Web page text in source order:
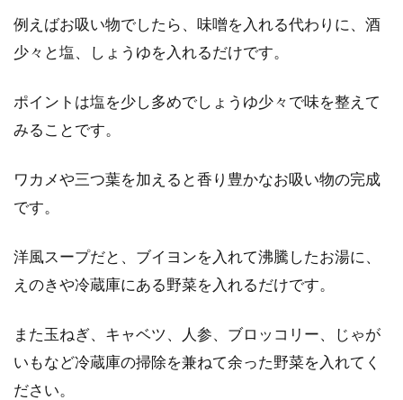
例えばお吸い物でしたら、味噌を入れる代わりに、酒
少々と塩、しょうゆを入れるだけです。
ポイントは塩を少し多めでしょうゆ少々で味を整えて
みることです。
ワカメや三つ葉を加えると香り豊かなお吸い物の完成
です。
洋風スープだと、ブイヨンを入れて沸騰したお湯に、
えのきや冷蔵庫にある野菜を入れるだけです。
また玉ねぎ、キャベツ、人参、ブロッコリー、じゃが
いもなど冷蔵庫の掃除を兼ねて余った野菜を入れてく
ださい。